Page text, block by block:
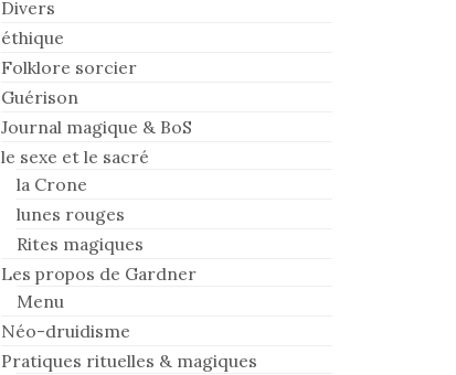
Divers
éthique
Folklore sorcier
Guérison
Journal magique & BoS
le sexe et le sacré
la Crone
lunes rouges
Rites magiques
Les propos de Gardner
Menu
Néo-druidisme
Pratiques rituelles & magiques